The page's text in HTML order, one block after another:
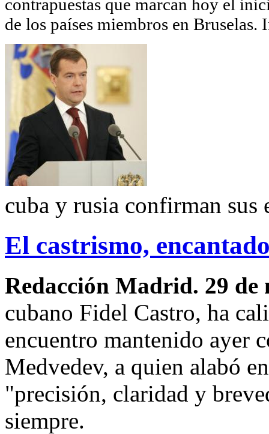
contrapuestas que marcan hoy el
de los países miembros en
cuba y rusia confirman sus
El castrismo,
Redacción Madrid. 29
cubano Fidel Castro, ha
encuentro mantenido ayer
Medvedev, a quien alabó
"precisión, claridad y
siempre.